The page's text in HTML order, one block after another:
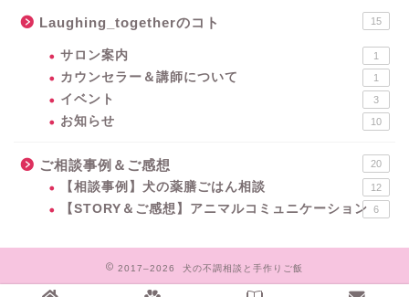
Laughing_togetherのコト 15
サロン案内 1
カウンセラー＆講師について 1
イベント 3
お知らせ 10
ご相談事例＆ご感想 20
【相談事例】犬の薬膳ごはん相談 12
【STORY＆ご感想】アニマルコミュニケーション 6
2017–2026 犬の不調相談と手作りご飯